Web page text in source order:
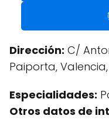
Dirección: C/
Paiporta,
Especialidades:
Otros datos de